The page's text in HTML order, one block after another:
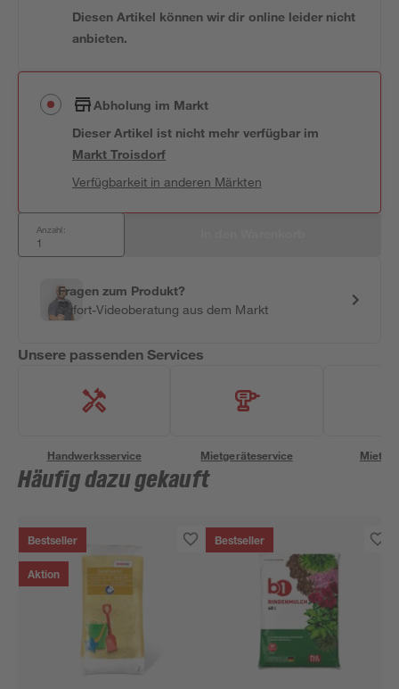
Diesen Artikel können wir dir online leider nicht
anbieten.
Abholung im Markt
Dieser Artikel ist nicht mehr verfügbar im
MarktTroisdorf
Verfügbarkeit in anderen Märkten
Anzahl:
Fragen zum Produkt?
Sofort-Videoberatung aus dem Markt
Unsere passenden Services
Handwerksservice Mietgeräteservice
Häufig dazu gekauft
Bestseller
Aktion
Bestseller